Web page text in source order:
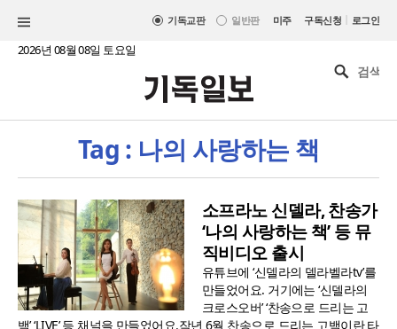
기독교판 일반판 미주 구독신청 | 로그인
2026년 08월 08일 토요일
Tag : 나의 사랑하는 책
소프라노 신델라, 찬송가
‘나의 사랑하는 책’ 등 뮤
직비디오 출시
유튜브에 ‘신델라의 델라벨라tv’를
만들었어요. 거기에는 ‘신델라의
크로스오버’ ‘찬송으로 드리는 고
백’ ‘LIVE’ 등 채널을 만들었어요.작년 6월 찬송으로 드리는 고백이란 타